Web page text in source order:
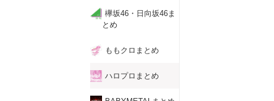
欅坂46・日向坂46ま
とめ
ももクロまとめ
ハロプロまとめ